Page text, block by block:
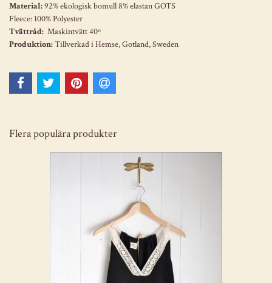
Material:92% ekologisk bomull 8% elastan GOTS
Fleece: 100% Polyester
Tvättråd: Maskintvätt 40º
Produktion:Tillverkad i Hemse, Gotland, Sweden
Flera populära produkter